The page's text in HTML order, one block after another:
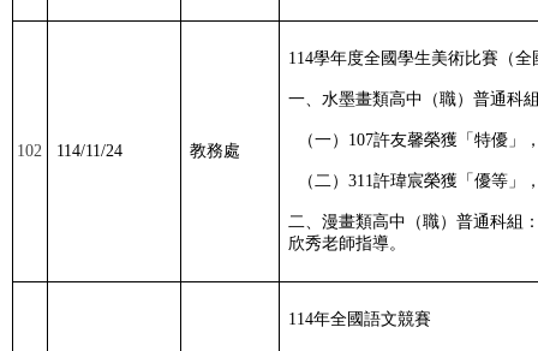
102 114/11/24 教務處
114學年度全國學生美術比賽（全
一、水墨畫類高中（職）普通科
（一） 107許友馨榮獲「特優」
（二） 311許瑋宸榮獲「優等」
二、漫畫類高中（職）普通科組
欣秀老師指導。
114年全國語文競賽